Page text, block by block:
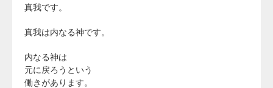
真我です。
真我は内なる神です。
内なる神は
元に戻ろうという
働きがあります。